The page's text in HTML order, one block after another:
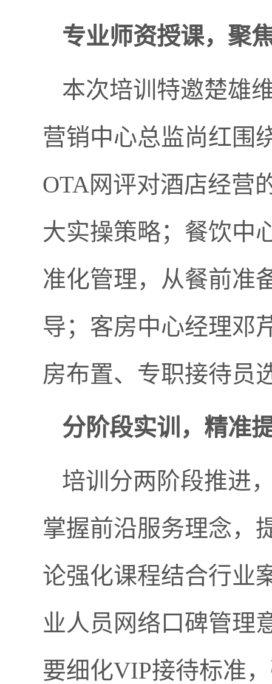
专业师资授课，聚
本次培训特邀楚雄
营销中心总监尚红围
OTA网评对酒店经营
大实操策略；餐饮中
准化管理，从餐前准
导；客房中心经理邓
房布置、专职接待员
分阶段实训，精准
培训分两阶段推进
掌握前沿服务理念，
论强化课程结合行业
业人员网络口碑管理
要细化VIP接待标准